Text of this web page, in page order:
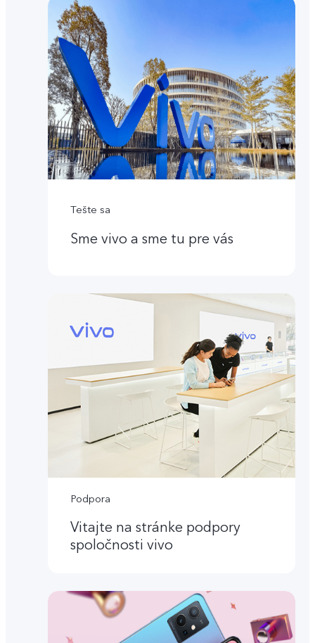
Tešte sa
Sme vivo a sme tu pre vás
Podpora
Vitajte na stránke podpory
spoločnosti vivo